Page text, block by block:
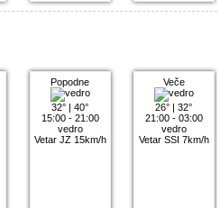
Popodne
32° |40°
15:00 - 21:00
vedro
Vetar JZ 15km/h
Veče
26° |32°
21:00 - 03:00
vedro
Vetar SSI 7km/h